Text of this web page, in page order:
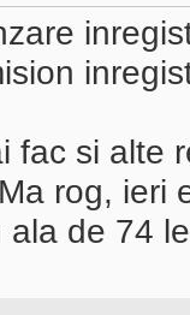
fac si alte
Ma rog, ieri
ala de 74